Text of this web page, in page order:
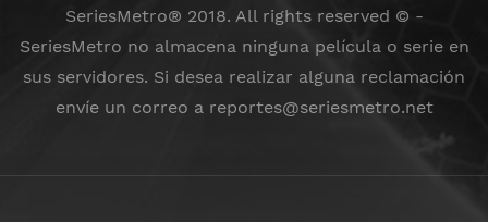
SeriesMetro® 2018. All rights reserved © -
SeriesMetro no almacena ninguna película o serie en
sus servidores. Si desea realizar alguna reclamación
envíe un correo a reportes@seriesmetro.net